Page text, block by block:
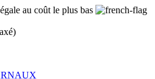
au coût le plus bas